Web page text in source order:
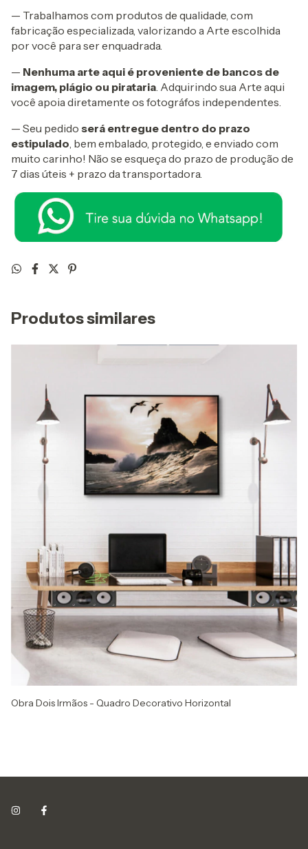
— Trabalhamos com produtos de qualidade, com
fabricação especializada, valorizando a Arte escolhida
por você para ser enquadrada.
— Nenhuma arte aqui é proveniente de bancos de
imagem, plágio ou pirataria. Adquirindo sua Arte aqui
você apoia diretamente os fotográfos independentes.
— Seu pedido será entregue dentro do prazo
estipulado, bem embalado, protegido, e enviado com
muito carinho! Não se esqueça do prazo de produção de
7 dias úteis + prazo da transportadora.
Produtos similares
Obra Dois Irmãos - Quadro Decorativo Horizontal